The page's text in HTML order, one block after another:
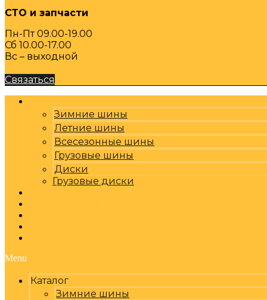
СТО и запчасти
Пн-Пт 09.00-19.00
Сб 10.00-17.00
Вс – выходной
Связаться
Зимние шины
Летние шины
Всесезонные шины
Грузовые шины
Диски
Грузовые диски
Menu
Каталог
Зимние шины